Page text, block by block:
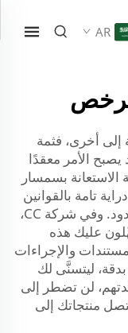
AR
إلى أخرى، فثمة
الأمر معقدًا
بسمسار
تامة بالقوانين
واللوائح المتعلقة بشحن البضائع عبر الحدود. وفي شركة CC،
عليك هذه
والإجراءات
ليتسنَّى لك
لن تضطر إلى
منتجاتك إلى